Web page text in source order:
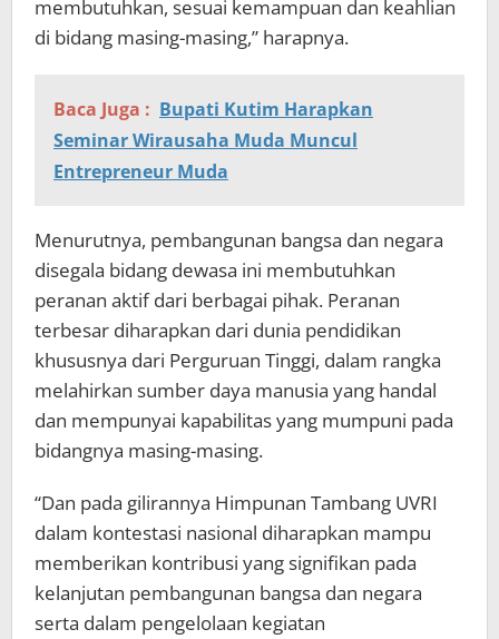
membutuhkan, sesuai kemampuan dan keahlian
di bidang masing-masing,” harapnya.
Baca Juga : Bupati Kutim Harapkan
Seminar Wirausaha Muda Muncul
Entrepreneur Muda
Menurutnya, pembangunan bangsa dan negara
disegala bidang dewasa ini membutuhkan
peranan aktif dari berbagai pihak. Peranan
terbesar diharapkan dari dunia pendidikan
khususnya dari Perguruan Tinggi, dalam rangka
melahirkan sumber daya manusia yang handal
dan mempunyai kapabilitas yang mumpuni pada
bidangnya masing-masing.
“Dan pada gilirannya Himpunan Tambang UVRI
dalam kontestasi nasional diharapkan mampu
memberikan kontribusi yang signifikan pada
kelanjutan pembangunan bangsa dan negara
serta dalam pengelolaan kegiatan